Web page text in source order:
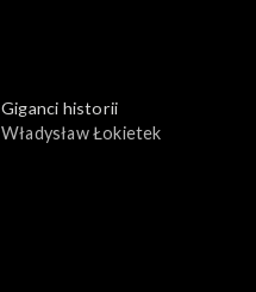
Giganci historii
Władysław Łokietek